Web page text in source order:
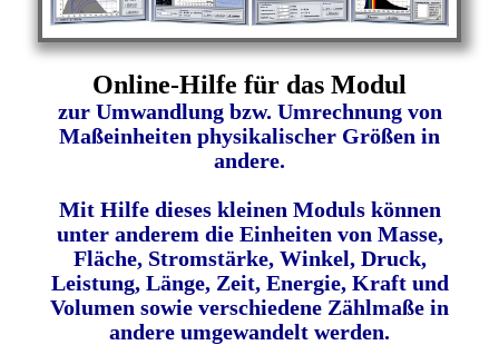
Online-Hilfe für das Modul
zur Umwandlung bzw. Umrechnung von
Maßeinheiten physikalischer Größen in
andere.
Mit Hilfe dieses kleinen Moduls können
unter anderem die Einheiten von Masse,
Fläche, Stromstärke, Winkel, Druck,
Leistung, Länge, Zeit, Energie, Kraft und
Volumen sowie verschiedene Zählmaße in
andere umgewandelt werden.